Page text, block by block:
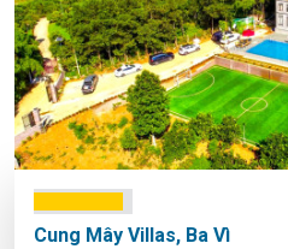
Cung Mây Villas, Ba Vì